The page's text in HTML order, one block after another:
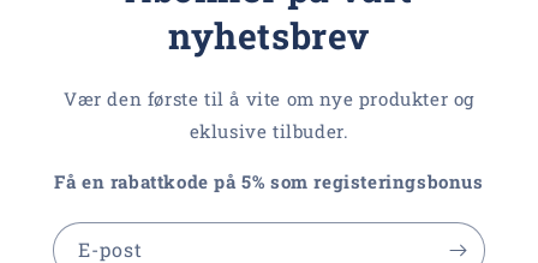
nyhetsbrev
Vær den første til å vite om nye produkter og
eklusive tilbuder.
Få en rabattkode på 5% som registeringsbonus
E-post